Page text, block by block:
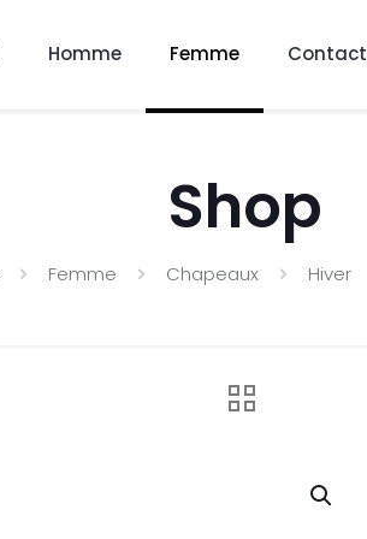
Homme Femme Contact
Shop
Femme Chapeaux Hiver